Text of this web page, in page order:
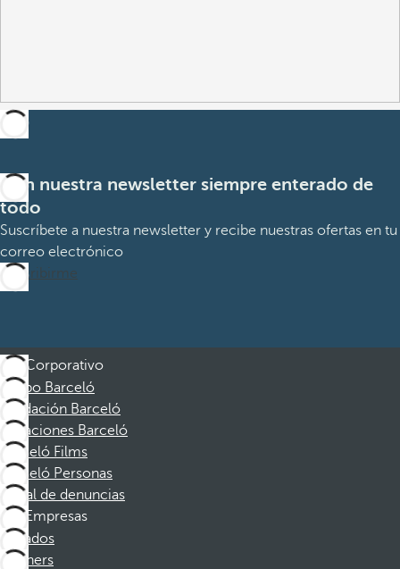
Con nuestra newsletter siempre enterado de
todo
Suscríbete a nuestra newsletter y recibe nuestras ofertas en tu
correo electrónico
Suscribirme
Corporativo
Grupo Barceló
Fundación Barceló
Vacaciones Barceló
Barceló Films
Barceló Personas
Canal de denuncias
Empresas
Afiliados
Partners